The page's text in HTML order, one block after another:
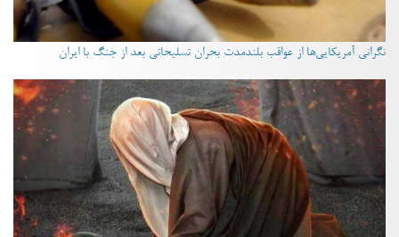
نگرانی آمریکایی‌ها از عواقب بلندمدت بحران تسلیحاتی بعد از جنگ با ایران